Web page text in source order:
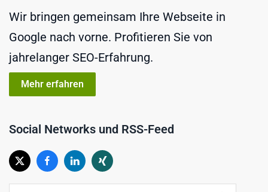
Wir bringen gemeinsam Ihre Webseite in
Google nach vorne. Profitieren Sie von
jahrelanger SEO-Erfahrung.
Mehr erfahren
Social Networks und RSS-Feed